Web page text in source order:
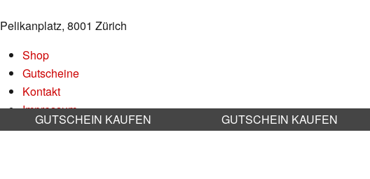
Pelikanplatz, 8001 Zürich
Shop
Gutscheine
Kontakt
Impressum
Datenschutz
GUTSCHEIN KAUFEN GUTSCHEIN KAUFEN